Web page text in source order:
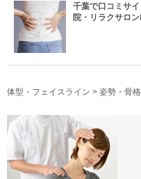
千葉で口コミサ
院・リラクサロ
体型・フェイスライン > 姿勢・骨